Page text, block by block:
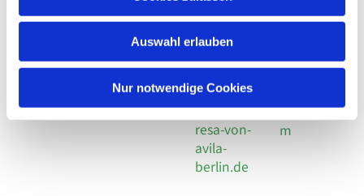
Auswahl erlauben
Nur notwendige Cookies
Leitender Pfarrer - Norbert
Behaimstr. 39
924 64 28
Fax +49
30 924 54
18
E-Mail
info@the
resa-von-
avila-
berlin.de
Social
Impressu
m